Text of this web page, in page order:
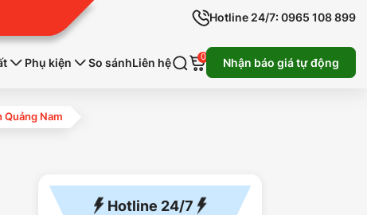
Hotline 24/7: 0965 108 899
Phụ kiện So sánhLiên hệ 0 Nhận báo giá tự động
Quảng Nam
Hotline 24/7